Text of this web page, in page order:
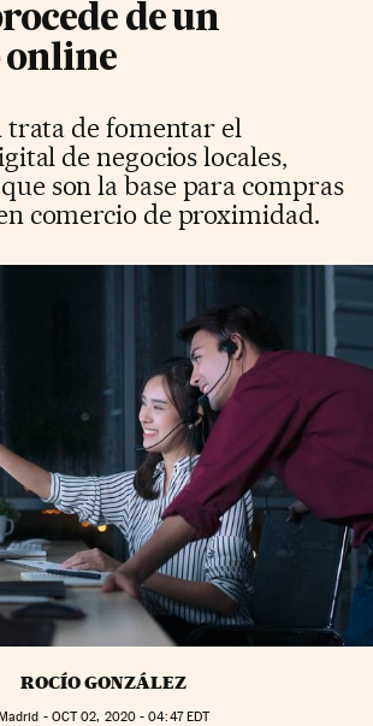
de un
online
trata de fomentar el
de negocios locales,
son la base para compras
comercio de proximidad.
ROCÍO GONZÁLEZ
- OCT02, 2020 - 04:47EDT